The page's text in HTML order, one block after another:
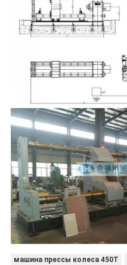
машина прессы колеса 450T